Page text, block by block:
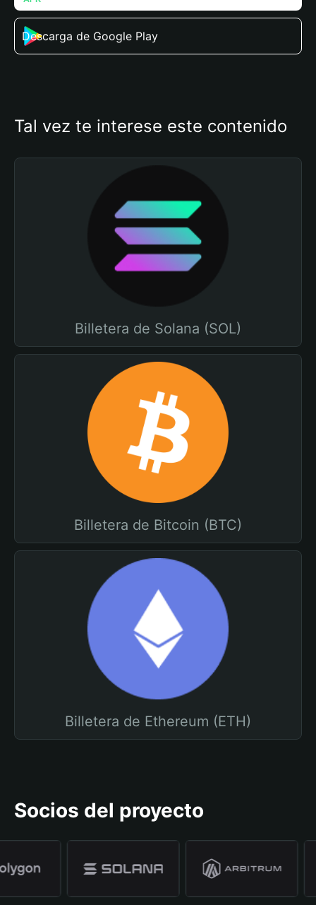
Descarga de Google Play
Tal vez te interese este contenido
Billetera de Solana (SOL)
Billetera de Bitcoin (BTC)
Billetera de Ethereum (ETH)
Socios del proyecto